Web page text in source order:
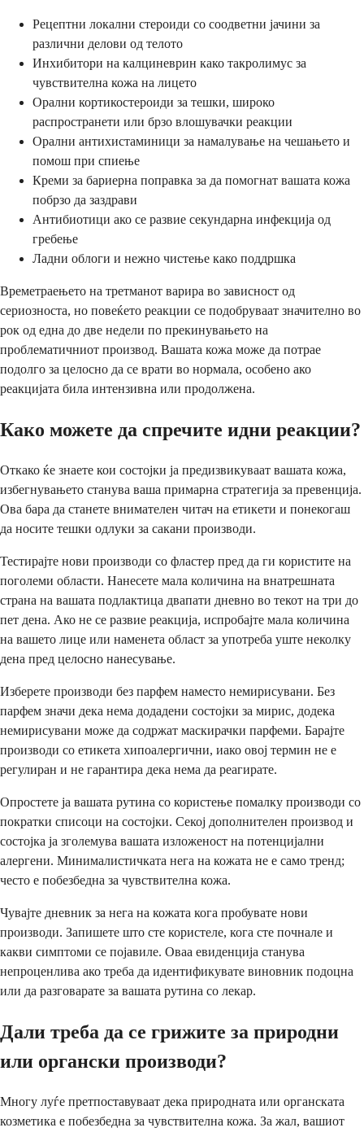
Рецептни локални стероиди со соодветни јачини за
различни делови од телото
Инхибитори на калциневрин како такролимус за
чувствителна кожа на лицето
Орални кортикостероиди за тешки, широко
распространети или брзо влошувачки реакции
Орални антихистаминици за намалување на чешањето и
помош при спиење
Креми за бариерна поправка за да помогнат вашата кожа
побрзо да заздрави
Антибиотици ако се развие секундарна инфекција од
гребење
Ладни облоги и нежно чистење како поддршка
Времетраењето на третманот варира во зависност од
сериозноста, но повеќето реакции се подобруваат значително во
рок од една до две недели по прекинувањето на
проблематичниот производ. Вашата кожа може да потрае
подолго за целосно да се врати во нормала, особено ако
реакцијата била интензивна или продолжена.
Како можете да спречите идни реакции?
Откако ќе знаете кои состојки ја предизвикуваат вашата кожа,
избегнувањето станува ваша примарна стратегија за превенција.
Ова бара да станете внимателен читач на етикети и понекогаш
да носите тешки одлуки за сакани производи.
Тестирајте нови производи со фластер пред да ги користите на
поголеми области. Нанесете мала количина на внатрешната
страна на вашата подлактица двапати дневно во текот на три до
пет дена. Ако не се развие реакција, испробајте мала количина
на вашето лице или наменета област за употреба уште неколку
дена пред целосно нанесување.
Изберете производи без парфем наместо немирисувани. Без
парфем значи дека нема додадени состојки за мирис, додека
немирисувани може да содржат маскирачки парфеми. Барајте
производи со етикета хипоалергични, иако овој термин не е
регулиран и не гарантира дека нема да реагирате.
Опростете ја вашата рутина со користење помалку производи со
пократки списоци на состојки. Секој дополнителен производ и
состојка ја зголемува вашата изложеност на потенцијални
алергени. Минималистичката нега на кожата не е само тренд;
често е побезбедна за чувствителна кожа.
Чувајте дневник за нега на кожата кога пробувате нови
производи. Запишете што сте користеле, кога сте почнале и
какви симптоми се појавиле. Оваа евиденција станува
непроценлива ако треба да идентификувате виновник подоцна
или да разговарате за вашата рутина со лекар.
Дали треба да се грижите за природни
или органски производи?
Многу луѓе претпоставуваат дека природната или органската
козметика е побезбедна за чувствителна кожа. За жал, вашиот